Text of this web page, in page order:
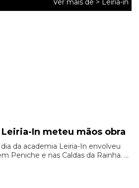
Ver mais de > Leiria-in
In meteu mãos obra
da academia Leiria-In envolveu
Peniche e nas Caldas da Rainha. ...